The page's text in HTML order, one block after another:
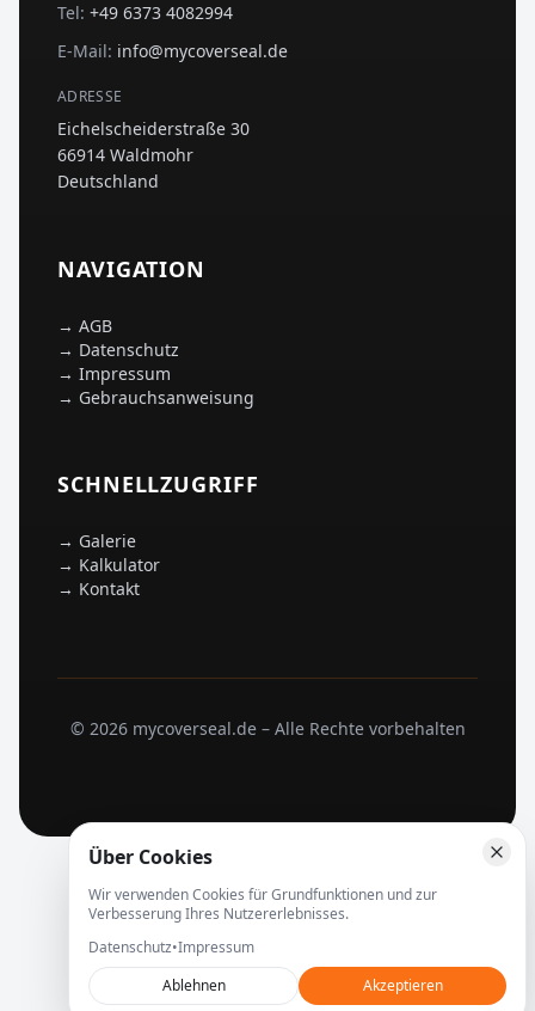
Tel: +49 6373 4082994
E-Mail: info@mycoverseal.de
ADRESSE
Eichelscheiderstraße 30
66914 Waldmohr
Deutschland
NAVIGATION
→ AGB
→ Datenschutz
→ Impressum
→ Gebrauchsanweisung
SCHNELLZUGRIFF
→ Galerie
→ Kalkulator
→ Kontakt
© 2026mycoverseal.de – Alle Rechte vorbehalten
Über Cookies
Wir verwenden Cookies für Grundfunktionen und zur
Verbesserung Ihres Nutzererlebnisses.
Datenschutz•Impressum
Ablehnen
Akzeptieren